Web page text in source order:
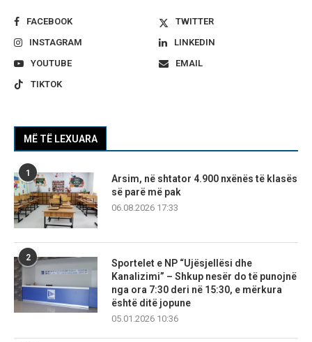
FACEBOOK
TWITTER
INSTAGRAM
LINKEDIN
YOUTUBE
EMAIL
TIKTOK
MË TË LEXUARA
1
Arsim, në shtator 4.900 nxënës të klasës
së parë më pak
06.08.2026 17:33
2
Sportelet e NP “Ujësjellësi dhe
Kanalizimi” – Shkup nesër do të punojnë
nga ora 7:30 deri në 15:30, e mërkura
është ditë jopune
05.01.2026 10:36